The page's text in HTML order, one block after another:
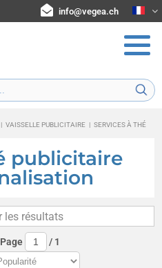
info@vegea.ch
| VAISSELLE PUBLICITAIRE | SERVICES À THÉ
publicitaire
les résultats
/ 1